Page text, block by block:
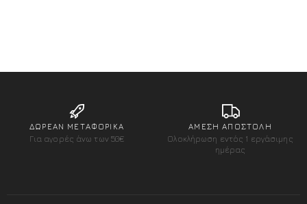
ΔΩΡΕΑΝ ΜΕΤΑΦΟΡΙΚΑ
Για αγορές άνω των 50€
ΑΜΕΣΗ ΑΠΟΣΤΟΛΗ
Ολοκλήρωση εντός 1 εργάσιμης
ημέρας